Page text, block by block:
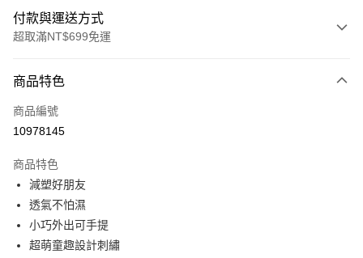
付款與運送方式
超取滿NT$699免運
信用卡一次付款
超商取貨付款
Apple Pay
街口支付
悠遊付
商品特色
商品編號
10978145
商品特色
減塑好朋友
透氣不怕濕
小巧外出可手提
超萌童趣設計刺繡